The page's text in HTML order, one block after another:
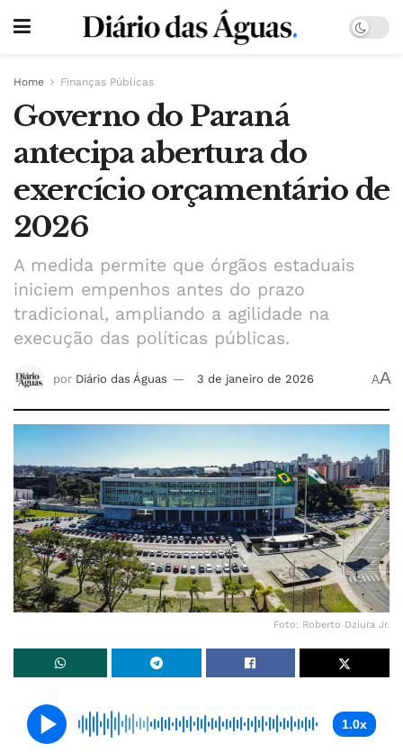
Home Finanças Públicas
Governo do Paraná
antecipa abertura do
exercício orçamentário de
2026
A medida permite que órgãos estaduais
iniciem empenhos antes do prazo
tradicional, ampliando a agilidade na
execução das políticas públicas.
por Diário das Águas 3 de janeiro de 2026 AA
Foto: Roberto Dziura Jr.
1.0x